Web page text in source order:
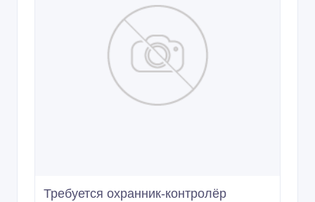
Требуется охранник-контролёр